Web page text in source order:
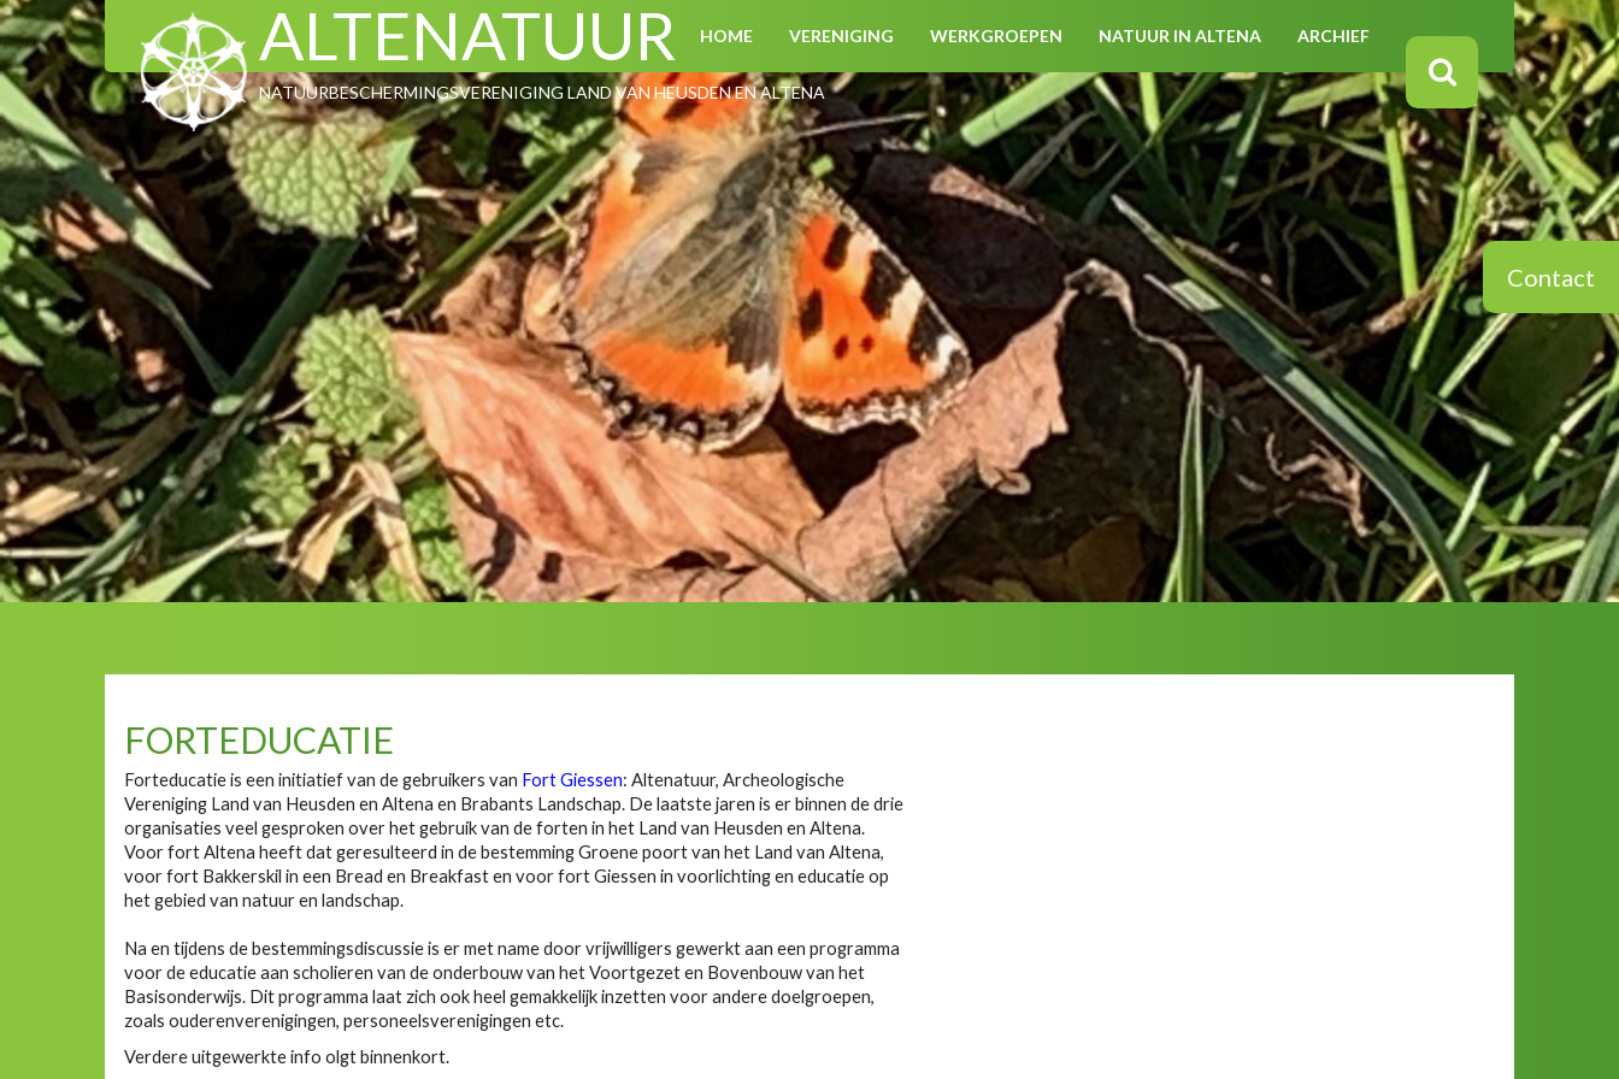
ALTENATUUR
NATUURBESCHERMINGSVERENIGING LAND VAN HEUSDEN EN ALTENA
HOME VERENIGING WERKGROEPEN NATUUR IN ALTENA ARCHIEF
Contact
FORTEDUCATIE
Forteducatie is een initiatief van de gebruikers van Fort Giessen: Altenatuur, Archeologische
Vereniging Land van Heusden en Altena en Brabants Landschap. De laatste jaren is er binnen de drie
organisaties veel gesproken over het gebruik van de forten in het Land van Heusden en Altena.
Voor fort Altena heeft dat geresulteerd in de bestemming Groene poort van het Land van Altena,
voor fort Bakkerskil in een Bread en Breakfast en voor fort Giessen in voorlichting en educatie op
het gebied van natuur en landschap.
Na en tijdens de bestemmingsdiscussie is er met name door vrijwilligers gewerkt aan een programma
voor de educatie aan scholieren van de onderbouw van het Voortgezet en Bovenbouw van het
Basisonderwijs. Dit programma laat zich ook heel gemakkelijk inzetten voor andere doelgroepen,
zoals ouderenverenigingen, personeelsverenigingen etc.
Verdere uitgewerkte info olgt binnenkort.